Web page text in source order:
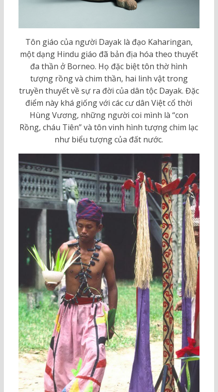
Tôn giáo của người Dayak là đạo Kaharingan,
một dạng Hindu giáo đã bản địa hóa theo thuyết
đa thần ở Borneo. Họ đặc biệt tôn thờ hình
tượng rồng và chim thần, hai linh vật trong
truyền thuyết về sự ra đời của dân tộc Dayak. Đặc
điểm này khá giống với các cư dân Việt cổ thời
Hùng Vương, những người coi mình là “con
Rồng, cháu Tiên” và tôn vinh hình tượng chim lạc
như biểu tượng của đất nước.